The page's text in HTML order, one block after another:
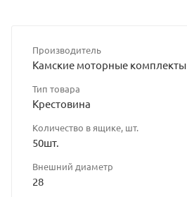
Производитель
Камские моторные комплекты
Тип товара
Крестовина
Количество в ящике, шт.
50шт.
Внешний диаметр
28